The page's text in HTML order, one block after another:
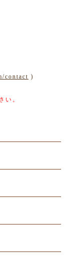
contact )
い。